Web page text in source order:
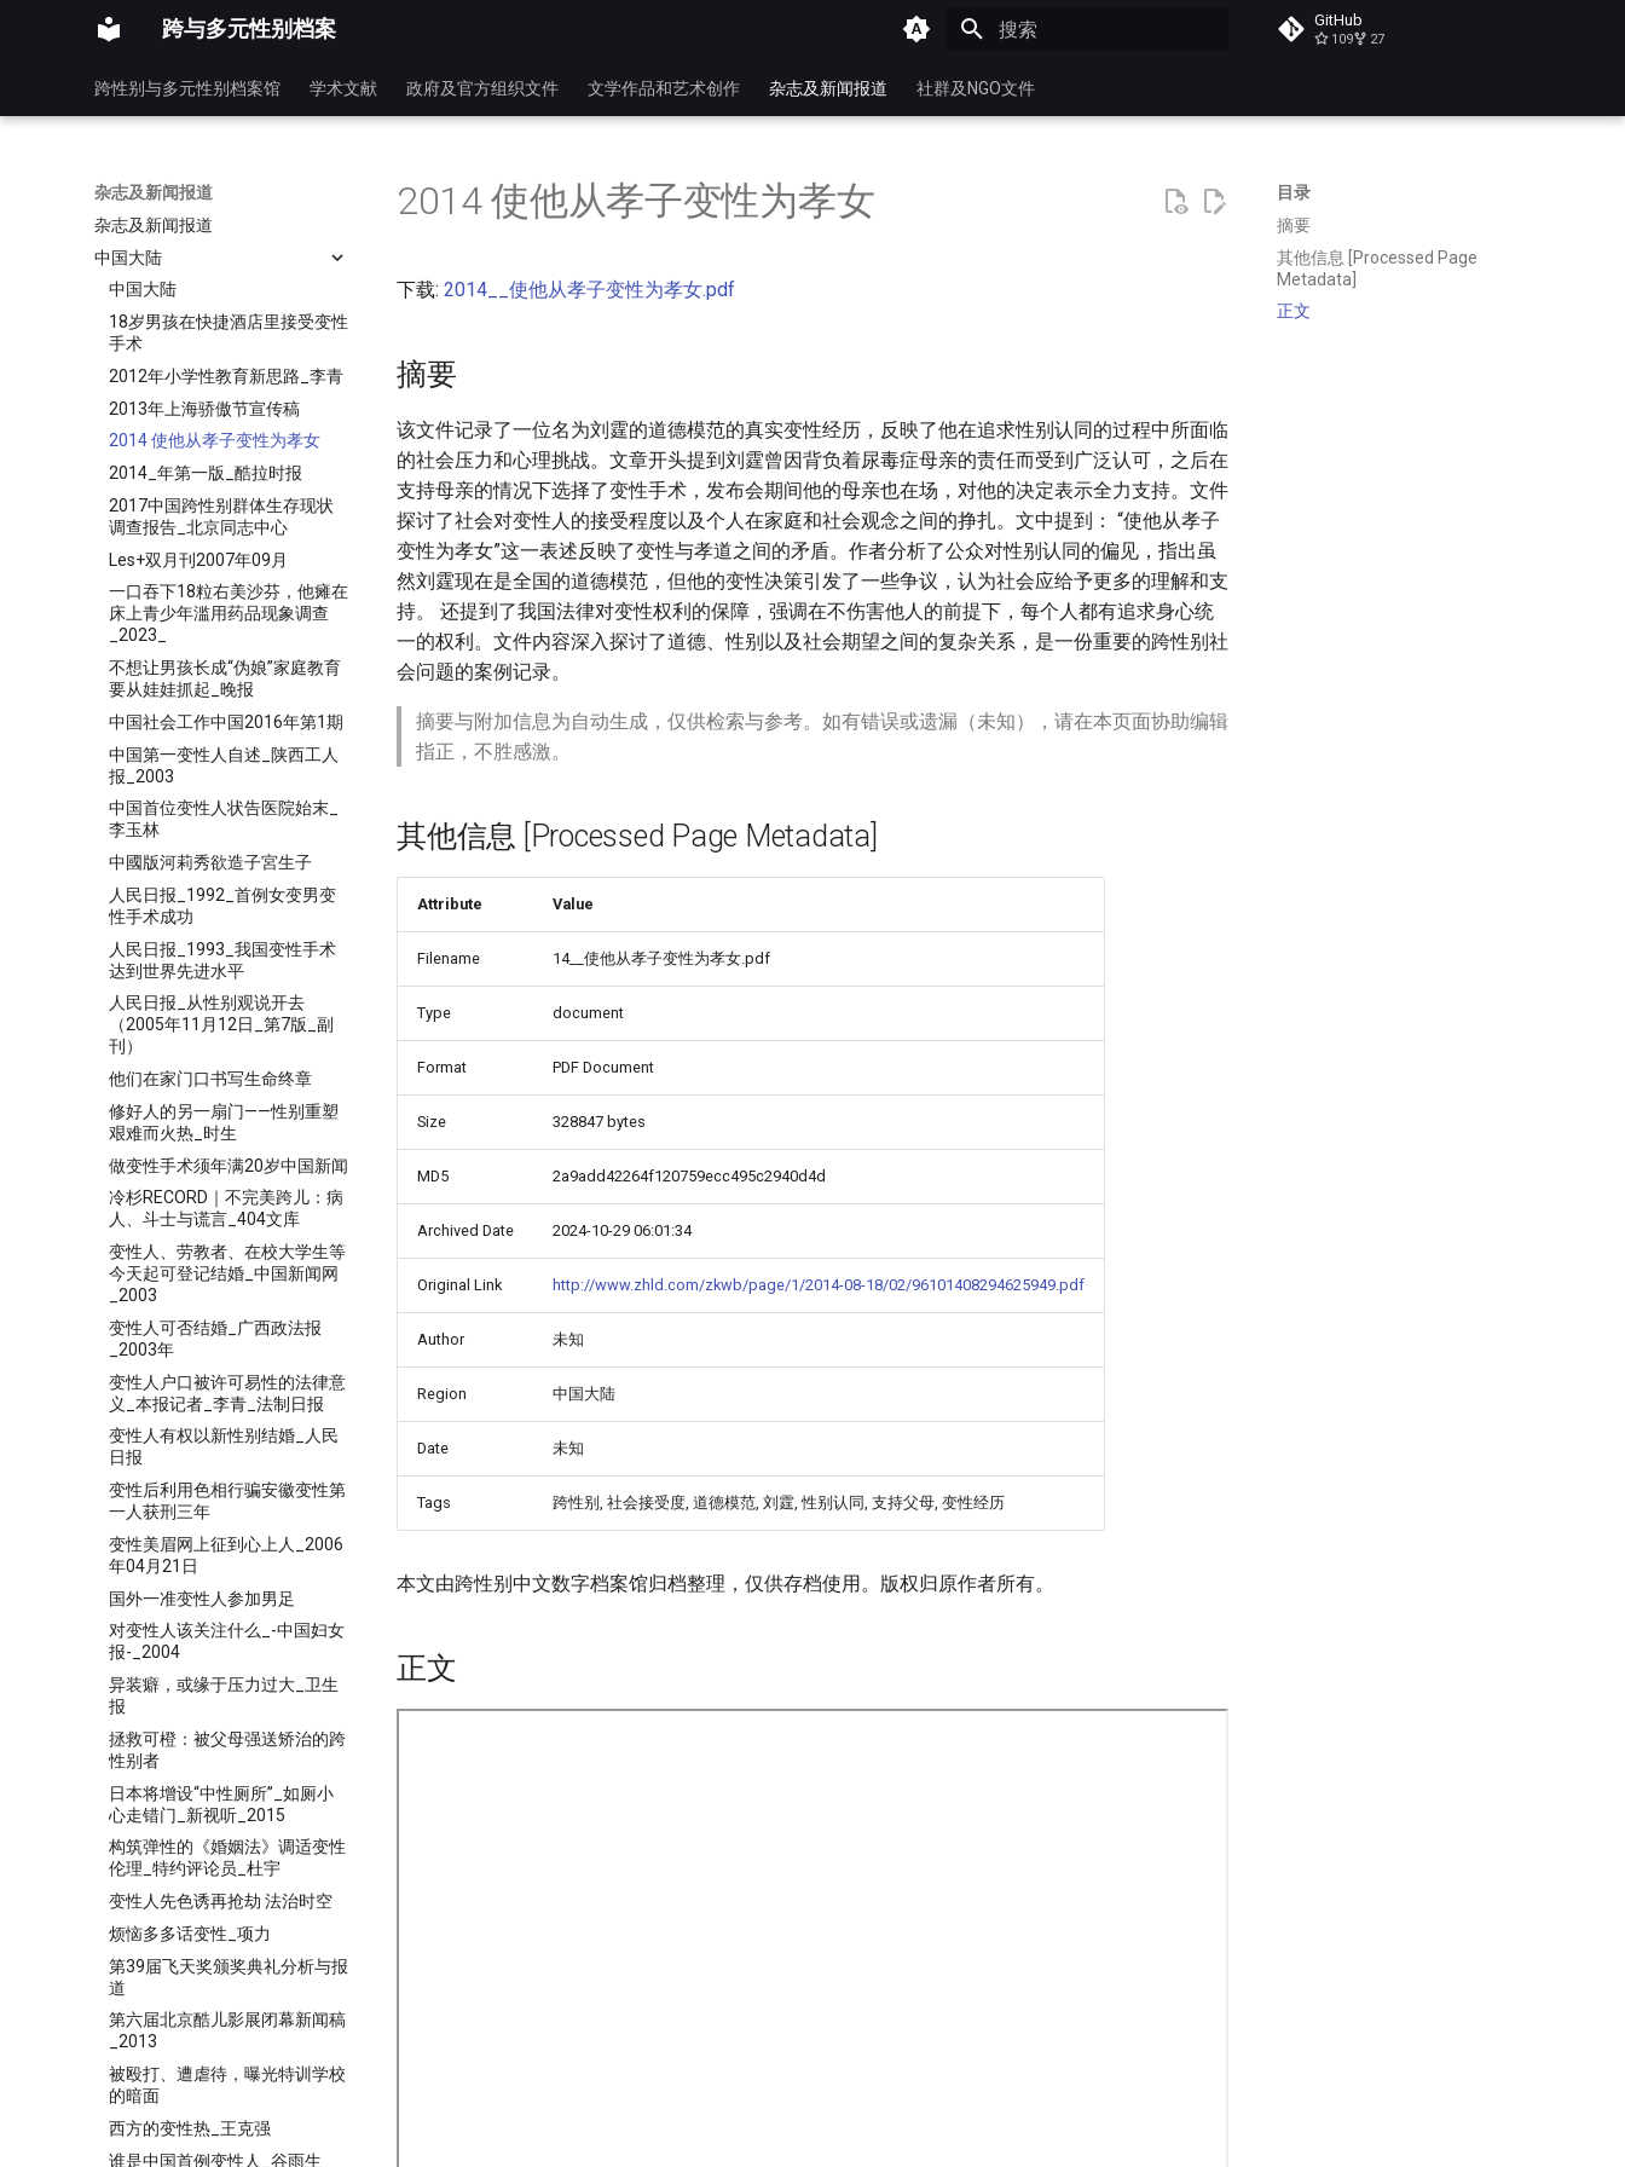
跨与多元性别档案 GitHub
109 27
跨性别与多元性别档案馆 学术文献 政府及官方组织文件 文学作品和艺术创作 杂志及新闻报道 社群及NGO文件
杂志及新闻报道
杂志及新闻报道
中国大陆
中国大陆
18岁男孩在快捷酒店里接受变性
手术
2012年小学性教育新思路_李青
2013年上海骄傲节宣传稿
2014 使他从孝子变性为孝女
2014_年第一版_酷拉时报
2017中国跨性别群体生存现状
调查报告_北京同志中心
Les+双月刊2007年09月
一口吞下18粒右美沙芬，他瘫在
床上青少年滥用药品现象调查
_2023_
不想让男孩长成“伪娘”家庭教育
要从娃娃抓起_晚报
中国社会工作中国2016年第1期
中国第一变性人自述_陕西工人
报_2003
中国首位变性人状告医院始末_
李玉林
中國版河莉秀欲造子宮生子
人民日报_1992_首例女变男变
性手术成功
人民日报_1993_我国变性手术
达到世界先进水平
人民日报_从性别观说开去
（2005年11月12日_第7版_副
刊）
他们在家门口书写生命终章
修好人的另一扇门——性别重塑
艰难而火热_时生
做变性手术须年满20岁中国新闻
冷杉RECORD｜不完美跨儿：病
人、斗士与谎言_404文库
变性人、劳教者、在校大学生等
今天起可登记结婚_中国新闻网
_2003
变性人可否结婚_广西政法报
_2003年
变性人户口被许可易性的法律意
义_本报记者_李青_法制日报
变性人有权以新性别结婚_人民
日报
变性后利用色相行骗安徽变性第
一人获刑三年
变性美眉网上征到心上人_2006
年04月21日
国外一准变性人参加男足
对变性人该关注什么_-中国妇女
报-_2004
异装癖，或缘于压力过大_卫生
报
拯救可橙：被父母强送矫治的跨
性别者
日本将增设“中性厕所”_如厕小
心走错门_新视听_2015
构筑弹性的《婚姻法》调适变性
伦理_特约评论员_杜宇
变性人先色诱再抢劫 法治时空
烦恼多多话变性_项力
第39届飞天奖颁奖典礼分析与报
道
第六届北京酷儿影展闭幕新闻稿
_2013
被殴打、遭虐待，曝光特训学校
的暗面
西方的变性热_王克强
谁是中国首例变性人_谷雨生
目录
摘要
其他信息 [Processed Page
Metadata]
正文
2014 使他从孝子变性为孝女
下载: 2014__使他从孝子变性为孝女.pdf
摘要
该文件记录了一位名为刘霆的道德模范的真实变性经历，反映了他在追求性别认同的过程中所面临
的社会压力和心理挑战。文章开头提到刘霆曾因背负着尿毒症母亲的责任而受到广泛认可，之后在
支持母亲的情况下选择了变性手术，发布会期间他的母亲也在场，对他的决定表示全力支持。文件
探讨了社会对变性人的接受程度以及个人在家庭和社会观念之间的挣扎。文中提到： “使他从孝子
变性为孝女”这一表述反映了变性与孝道之间的矛盾。作者分析了公众对性别认同的偏见，指出虽
然刘霆现在是全国的道德模范，但他的变性决策引发了一些争议，认为社会应给予更多的理解和支
持。 还提到了我国法律对变性权利的保障，强调在不伤害他人的前提下，每个人都有追求身心统
一的权利。文件内容深入探讨了道德、性别以及社会期望之间的复杂关系，是一份重要的跨性别社
会问题的案例记录。
摘要与附加信息为自动生成，仅供检索与参考。如有错误或遗漏（未知），请在本页面协助编辑
指正，不胜感激。
其他信息 [Processed Page Metadata]
Attribute Value
Filename 14__使他从孝子变性为孝女.pdf
Type document
Format PDF Document
Size 328847 bytes
MD5 2a9add42264f120759ecc495c2940d4d
Archived Date 2024-10-29 06:01:34
Original Link http://www.zhld.com/zkwb/page/1/2014-08-18/02/96101408294625949.pdf
Author 未知
Region 中国大陆
Date 未知
Tags 跨性别, 社会接受度, 道德模范, 刘霆, 性别认同, 支持父母, 变性经历
本文由跨性别中文数字档案馆归档整理，仅供存档使用。版权归原作者所有。
正文